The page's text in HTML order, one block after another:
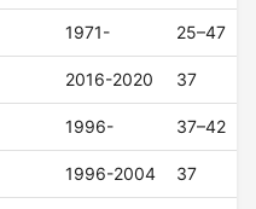
1971- 25–47
2016-2020 37
1996- 37–42
1996-2004 37